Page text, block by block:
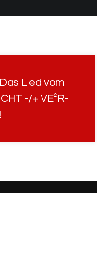
Lied vom
-/+ VE²R-